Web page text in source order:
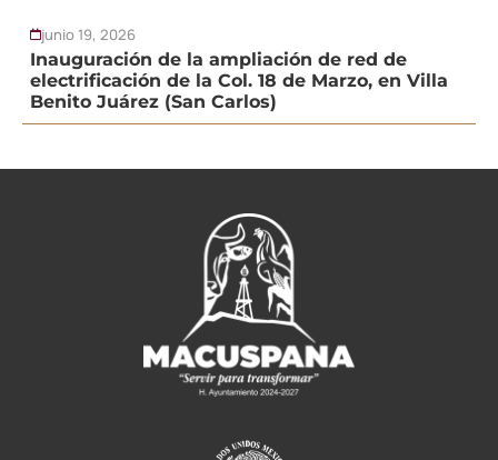
junio 19, 2026
Inauguración de la ampliación de red de
electrificación de la Col. 18 de Marzo, en Villa
Benito Juárez (San Carlos)